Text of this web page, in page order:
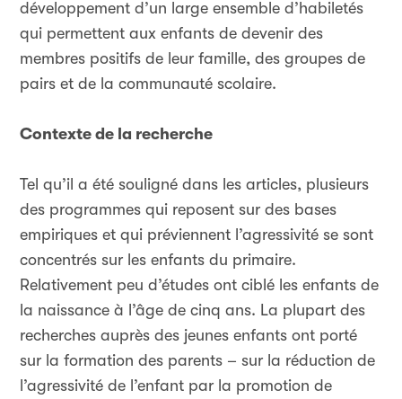
développement d’un large ensemble d’habiletés
qui permettent aux enfants de devenir des
membres positifs de leur famille, des groupes de
pairs et de la communauté scolaire.
Contexte de la recherche
Tel qu’il a été souligné dans les articles, plusieurs
des programmes qui reposent sur des bases
empiriques et qui préviennent l’agressivité se sont
concentrés sur les enfants du primaire.
Relativement peu d’études ont ciblé les enfants de
la naissance à l’âge de cinq ans. La plupart des
recherches auprès des jeunes enfants ont porté
sur la formation des parents – sur la réduction de
l’agressivité de l’enfant par la promotion de